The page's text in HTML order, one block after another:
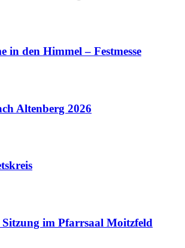
in den Himmel – Festmesse
Altenberg 2026
im Pfarrsaal Moitzfeld